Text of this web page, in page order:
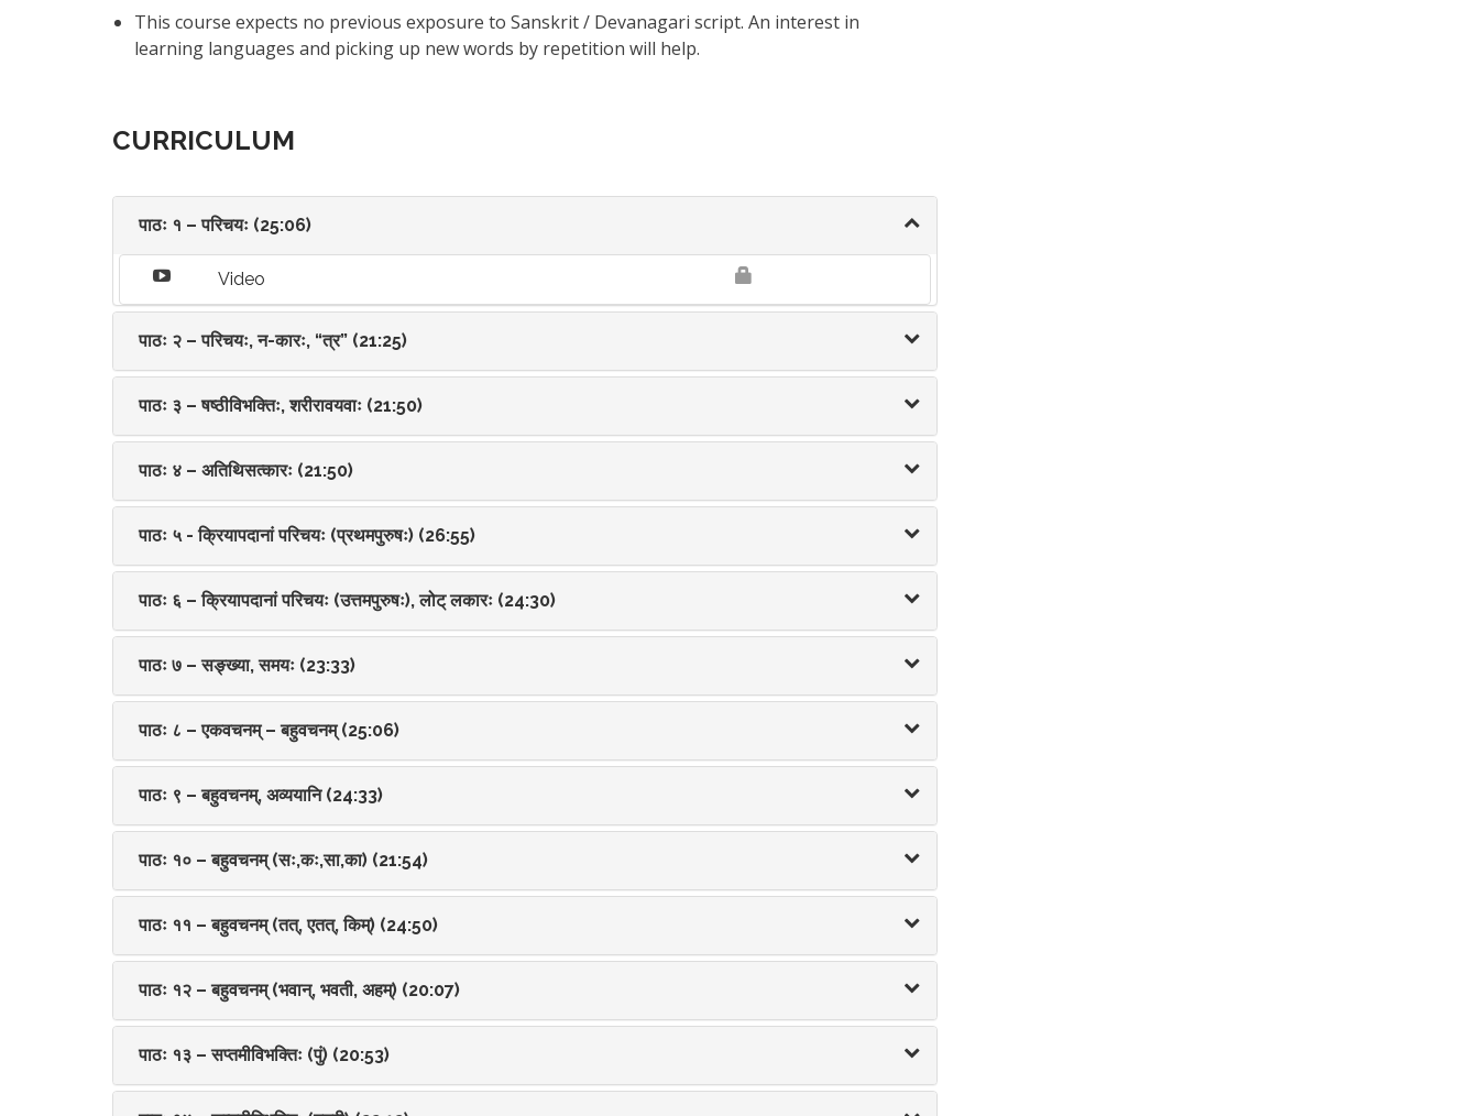
This course expects no previous exposure to Sanskrit / Devanagari script. An interest in
learning languages and picking up new words by repetition will help.
CURRICULUM
पाठः १ – परिचयः (25:06)
Video
पाठः २ – परिचयः, न-कारः, “त्र” (21:25)
पाठः ३ – षष्ठीविभक्तिः, शरीरावयवाः (21:50)
पाठः ४ – अतिथिसत्कारः (21:50)
पाठः ५ - क्रियापदानां परिचयः (प्रथमपुरुषः) (26:55)
पाठः ६ – क्रियापदानां परिचयः (उत्तमपुरुषः), लोट् लकारः (24:30)
पाठः ७ – सङ्ख्या, समयः (23:33)
पाठः ८ – एकवचनम् – बहुवचनम् (25:06)
पाठः ९ – बहुवचनम्, अव्ययानि (24:33)
पाठः १० – बहुवचनम् (सः,कः,सा,का) (21:54)
पाठः ११ – बहुवचनम् (तत्, एतत्, किम्) (24:50)
पाठः १२ – बहुवचनम् (भवान्, भवती, अहम्) (20:07)
पाठः १३ – सप्तमीविभक्तिः (पुं) (20:53)